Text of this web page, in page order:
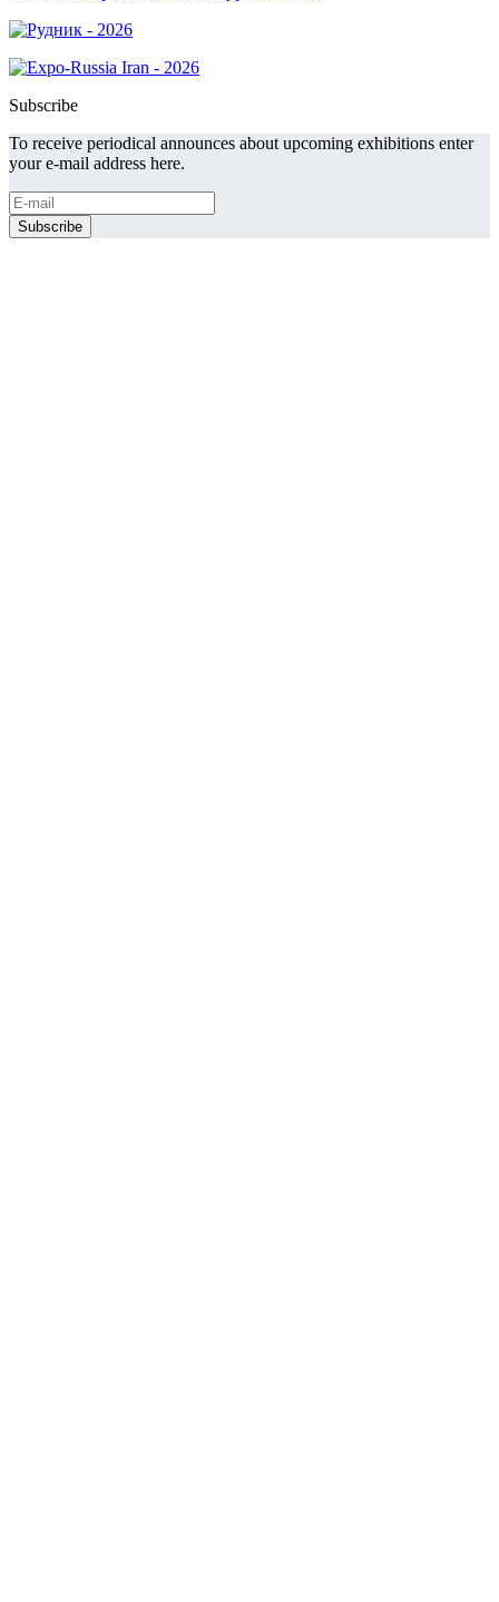
Subscribe
To receive periodical announces about upcoming exhibitions enter
your e-mail address here.